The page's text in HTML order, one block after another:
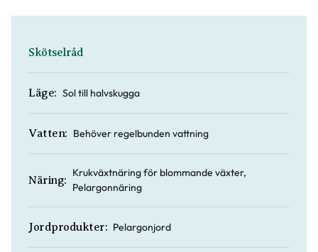
Skötselråd
Läge: Sol till halvskugga
Vatten: Behöver regelbunden vattning
Näring:
Krukväxtnäring för blommande växter,
Pelargonnäring
Jordprodukter: Pelargonjord